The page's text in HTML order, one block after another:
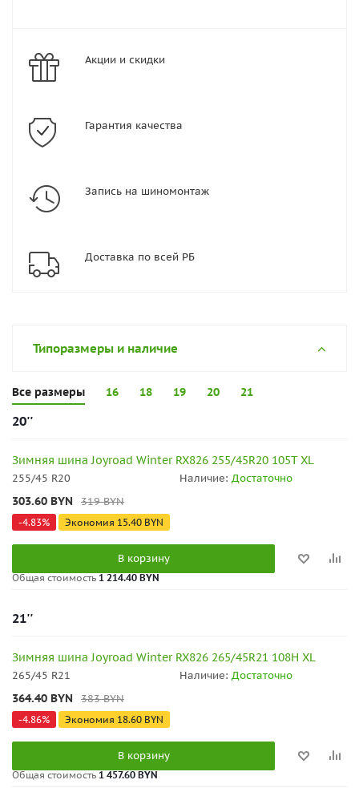
Акции и скидки
Гарантия качества
Запись на шиномонтаж
Доставка по всей РБ
Типоразмеры и наличие
Все размеры 16 18 19 20 21
20''
Зимняя шина Joyroad Winter RX826 255/45R20 105T XL
255/45 R20 Наличие: Достаточно
303.60 BYN 319BYN
-4.83% Экономия 15.40 BYN
В корзину
Общая стоимость 1 214.40 BYN
21''
Зимняя шина Joyroad Winter RX826 265/45R21 108H XL
265/45 R21 Наличие: Достаточно
364.40 BYN 383BYN
-4.86% Экономия 18.60 BYN
В корзину
Общая стоимость 1 457.60 BYN